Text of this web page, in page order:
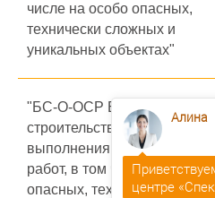
числе на особо опасных,
технически сложных и
уникальных объектах"
"БС-О-ОСР Безопасность
строительства и качество
выполнения
работ, в том числе на особо
опасных, технически
Алина
центре